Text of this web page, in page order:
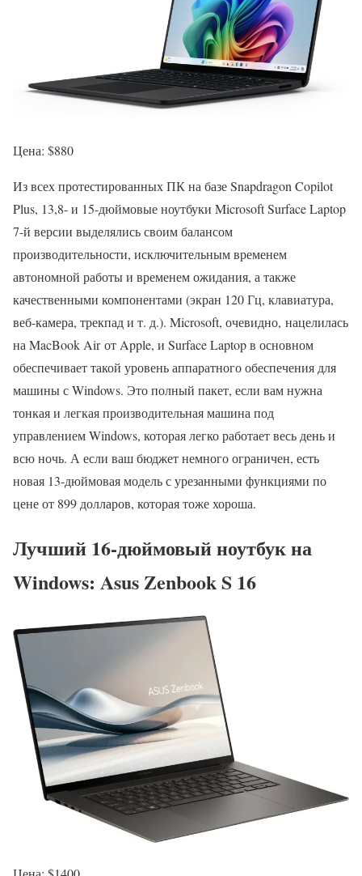
Цена: $880
Из всех протестированных ПК на базе Snapdragon Copilot
Plus, 13,8- и 15-дюймовые ноутбуки Microsoft Surface Laptop
7-й версии выделялись своим балансом
производительности, исключительным временем
автономной работы и временем ожидания, а также
качественными компонентами (экран 120 Гц, клавиатура,
веб-камера, трекпад и т. д.). Microsoft, очевидно, нацелилась
на MacBook Air от Apple, и Surface Laptop в основном
обеспечивает такой уровень аппаратного обеспечения для
машины с Windows. Это полный пакет, если вам нужна
тонкая и легкая производительная машина под
управлением Windows, которая легко работает весь день и
всю ночь. А если ваш бюджет немного ограничен, есть
новая 13-дюймовая модель с урезанными функциями по
цене от 899 долларов, которая тоже хороша.
Лучший 16-дюймовый ноутбук на
Windows: Asus Zenbook S 16